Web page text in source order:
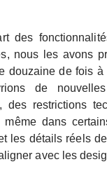
des
nous les avons
douzaine de fois à
de
des restrictions
même dans
les détails réels
avec les